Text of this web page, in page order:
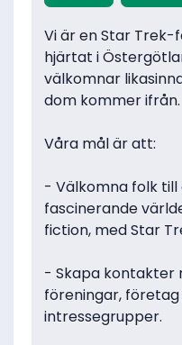
Vi är en Star Trek-
hjärtat i
välkomnar
dom kommer ifrån.
Våra mål är att:
- Välkomna folk till
fascinerande
fiction, med Star
- Skapa kontakter
föreningar,
intressegrupper.